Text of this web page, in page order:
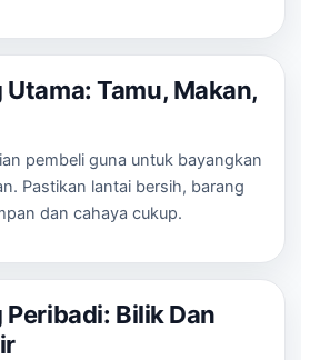
Utama: Tamu, Makan,
pembeli guna untuk bayangkan
Pastikan lantai bersih, barang
dan cahaya cukup.
Peribadi: Bilik Dan